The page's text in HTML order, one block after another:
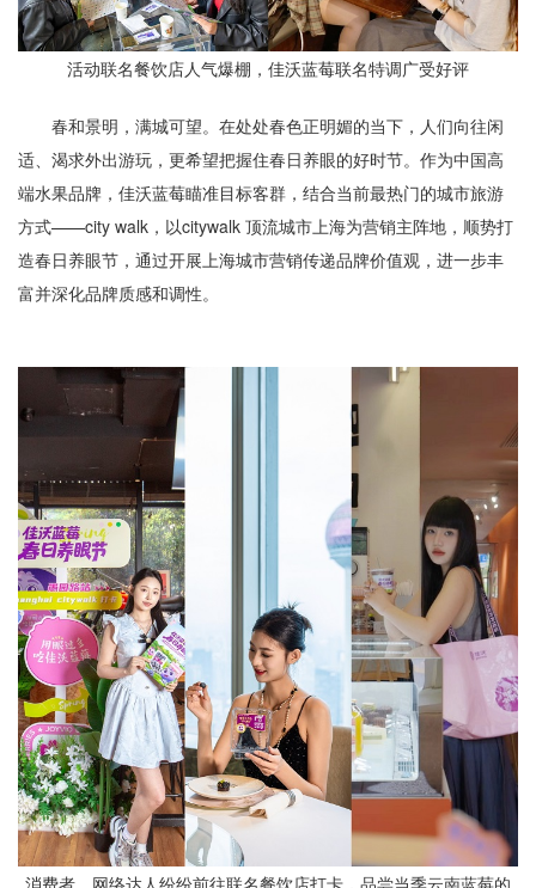
活动联名餐饮店人气爆棚，佳沃蓝莓联名特调广受好评
春和景明，满城可望。在处处春色正明媚的当下，人们向往闲
适、渴求外出游玩，更希望把握住春日养眼的好时节。作为中国高
端水果品牌，佳沃蓝莓瞄准目标客群，结合当前最热门的城市旅游
方式——city walk，以citywalk 顶流城市上海为营销主阵地，顺势打
造春日养眼节，通过开展上海城市营销传递品牌价值观，进一步丰
富并深化品牌质感和调性。
消费者、网络达人纷纷前往联名餐饮店打卡，品尝当季云南蓝莓的